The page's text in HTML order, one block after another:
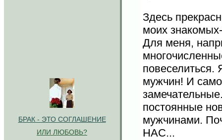
БРАК - ЭТО СОГЛАШЕНИЕ
ИЛИ ЛЮБОВЬ?
Здесь
моих
Для меня,
повеселиться.
мужчин! И
постоянные
мужчинами.
НАС...